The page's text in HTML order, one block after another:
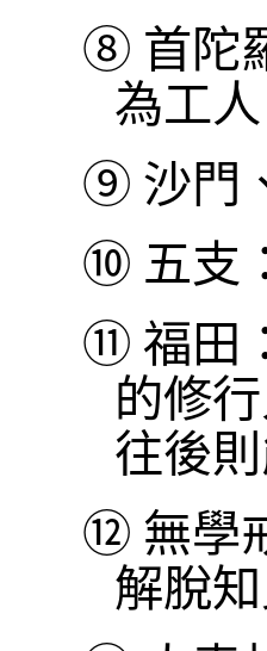
⑧ 首陀
為工
⑨ 沙門
⑩ 五支
⑪ 福田
的修
往後
⑫ 無學
解脫知